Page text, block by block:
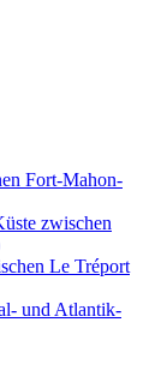
Fort-Mahon-
zwischen
Le Tréport
und Atlantik-